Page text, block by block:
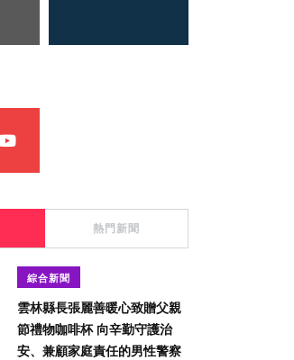
熱門新聞
綜合新聞
雲林縣長張麗善暖心致贈父親
節禮物咖啡杯 向辛勤守護治
安、兼顧家庭責任的男性警察